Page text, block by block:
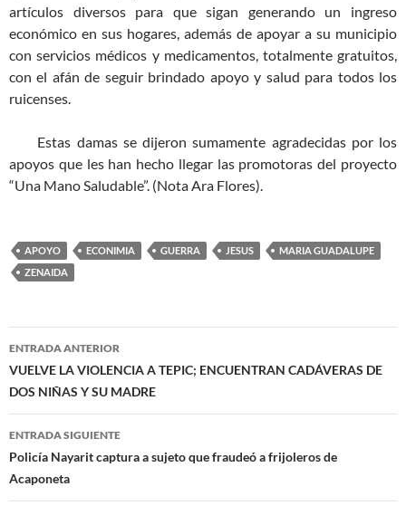
artículos diversos para que sigan generando un ingreso
económico en sus hogares, además de apoyar a su municipio
con servicios médicos y medicamentos, totalmente gratuitos,
con el afán de seguir brindado apoyo y salud para todos los
ruicenses.
Estas damas se dijeron sumamente agradecidas por los
apoyos que les han hecho llegar las promotoras del proyecto
“Una Mano Saludable”. (Nota Ara Flores).
APOYO ECONIMIA GUERRA JESUS
MARIA GUADALUPE
ZENAIDA
Navegación
de
entradas
ENTRADA ANTERIOR
VUELVE LA VIOLENCIA A TEPIC; ENCUENTRAN CADÁVERAS DE
DOS NIÑAS Y SU MADRE
ENTRADA SIGUIENTE
Policía Nayarit captura a sujeto que fraudeó a frijoleros de
Acaponeta